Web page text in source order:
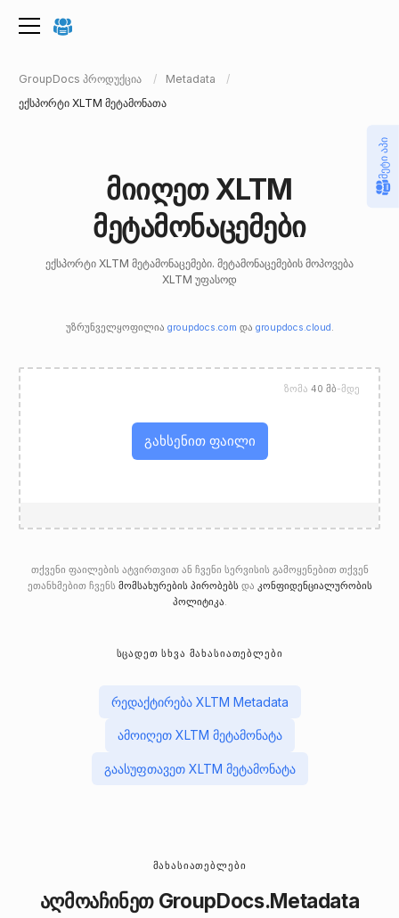
GroupDocs პროდუქცია
Metadata
ექსპორტი XLTM მეტამონათა
მიიღეთ XLTM
მეტამონაცემები
ექსპორტი XLTM მეტამონაცემები. მეტამონაცემების მოპოვება
XLTM უფასოდ
უზრუნველყოფილია groupdocs.com და groupdocs.cloud .
გახსენით ფაილი
ზომა 40 მბ-მდე
თქვენი ფაილების ატვირთვით ან ჩვენი სერვისის გამოყენებით თქვენ
ეთანხმებით ჩვენს მომსახურების პირობებსდა კონფიდენციალურობის
პოლიტიკა.
ᲡᲪᲐᲓᲔᲗ ᲡᲮᲕᲐ ᲛᲐᲮᲐᲡᲘᲐᲗᲔᲑᲚᲔᲑᲘ
რედაქტირება XLTM Metadata
ამოიღეთ XLTM მეტამონატა
გაასუფთავეთ XLTM მეტამონატა
ᲛᲐᲮᲐᲡᲘᲐᲗᲔᲑᲚᲔᲑᲘ
აღმოაჩინეთ GroupDocs.Metadata
მეტი აპი